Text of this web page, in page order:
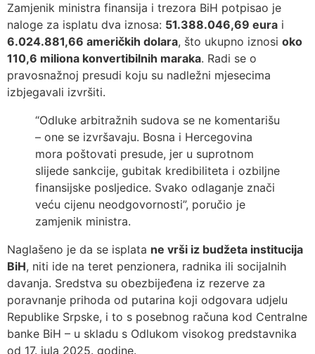
Zamjenik ministra finansija i trezora BiH potpisao je
naloge za isplatu dva iznosa: 51.388.046,69 eura i
6.024.881,66 američkih dolara, što ukupno iznosi oko
110,6 miliona konvertibilnih maraka. Radi se o
pravosnažnoj presudi koju su nadležni mjesecima
izbjegavali izvršiti.
“Odluke arbitražnih sudova se ne komentarišu
– one se izvršavaju. Bosna i Hercegovina
mora poštovati presude, jer u suprotnom
slijede sankcije, gubitak kredibiliteta i ozbiljne
finansijske posljedice. Svako odlaganje znači
veću cijenu neodgovornosti”, poručio je
zamjenik ministra.
Naglašeno je da se isplata ne vrši iz budžeta institucija
BiH, niti ide na teret penzionera, radnika ili socijalnih
davanja. Sredstva su obezbijeđena iz rezerve za
poravnanje prihoda od putarina koji odgovara udjelu
Republike Srpske, i to s posebnog računa kod Centralne
banke BiH – u skladu s Odlukom visokog predstavnika
od 17. jula 2025. godine.